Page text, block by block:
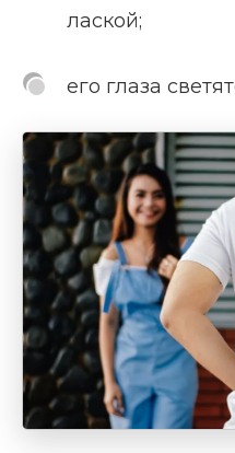
лаской;
его глаза